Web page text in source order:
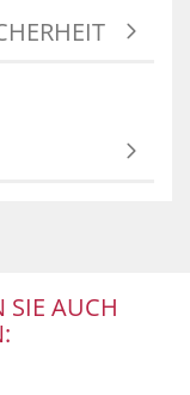
SIE AUCH